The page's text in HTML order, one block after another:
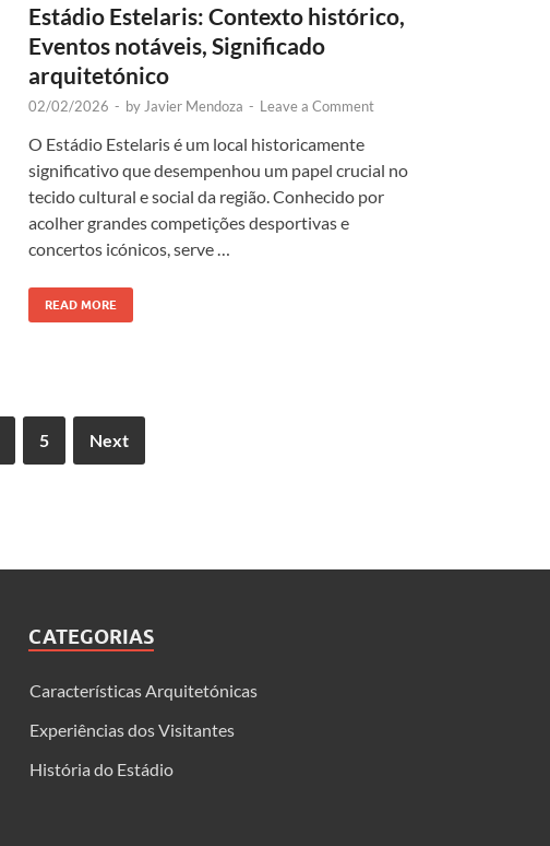
Estádio Estelaris: Contexto histórico,
Eventos notáveis, Significado
arquitetónico
02/02/2026 - by Javier Mendoza - Leave a Comment
O Estádio Estelaris é um local historicamente
significativo que desempenhou um papel crucial no
tecido cultural e social da região. Conhecido por
acolher grandes competições desportivas e
concertos icónicos, serve …
READ MORE
5 Next
CATEGORIAS
Características Arquitetónicas
Experiências dos Visitantes
História do Estádio